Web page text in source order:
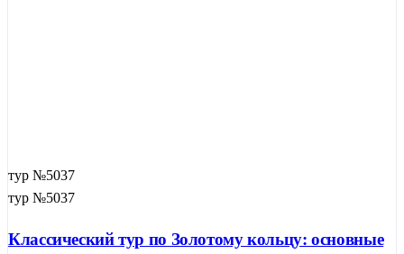
тур №5037
тур №5037
Классический тур по Золотому кольцу: основные